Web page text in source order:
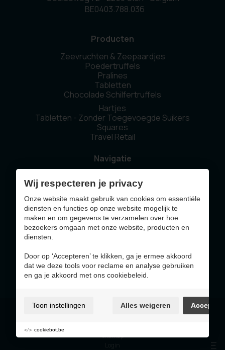
BE0403.788.036
Producten
Zeevruchten & Zeepaardjes
Poedertruffels
Pralines
Tabletten
Chocolade Schilfertruffels
Hartjes
Tabletten - Zonder Toegevoegde Suikers
Squares
Travel Retail
Navigatie
Ons verhaal
Duurzaamheid
Nieuws
Contact
Gebruiksvoorwaarden & privacybeleid
Sitemap
Wij respecteren je privacy
Onze website maakt gebruik van cookies om essentiële
diensten en functies op onze website mogelijk te
maken en om gegevens te verzamelen over hoe
bezoekers omgaan met onze website, producten en
diensten.
Door op ‘Accepteren’ te klikken, ga je ermee akkoord
dat we deze tools voor reclame en analyse gebruiken
en ga je akkoord met ons cookiebeleid.
Toon instellingen Alles weigeren
cookiebot.be